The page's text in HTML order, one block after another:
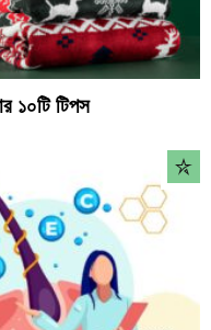
১০টি টিপস